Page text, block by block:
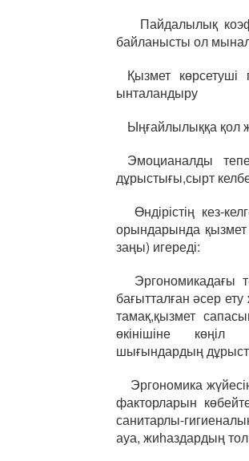
Пайдалылық
байланысты ол
Қызмет
ынталандыру
Ыңғайлылыққа қол
Эмоцианалды
дұрыстығы,сырт
Өндірістің кез-
орындарында
заңы) игереді:
Эргономикадағы
бағытталған әсер
тамақ,қызмет
өкінішіне көңіл
шығындардың
Эргономика
факторларын
санитарлы-
ауа, жиһаздардың